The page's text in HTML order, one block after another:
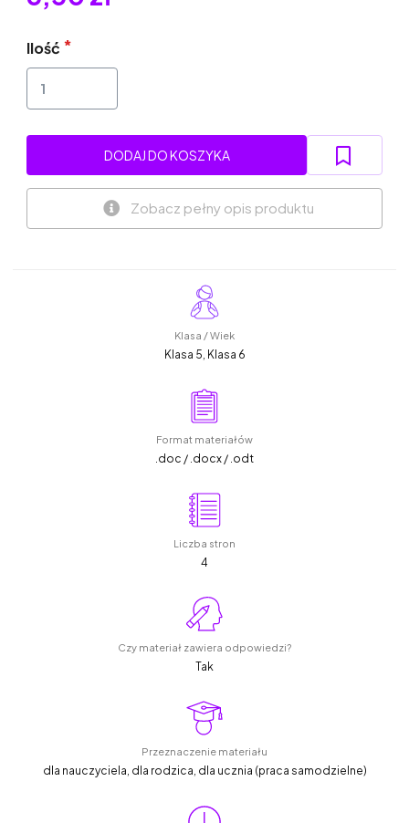
Ilość
DODAJ DO KOSZYKA
Zobacz pełny opis produktu
Klasa / Wiek
Klasa 5, Klasa 6
Format materiałów
.doc / .docx / .odt
Liczba stron
4
Czy materiał zawiera odpowiedzi?
Tak
Przeznaczenie materiału
dla nauczyciela, dla rodzica, dla ucznia (praca samodzielne)